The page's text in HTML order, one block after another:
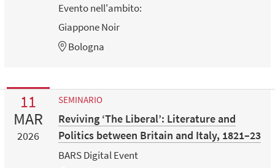
Evento nell'ambito:
Giappone Noir
Bologna
11
MAR
2026
SEMINARIO
Reviving ‘The Liberal’: Literature and
Politics between Britain and Italy, 1821–23
BARS Digital Event